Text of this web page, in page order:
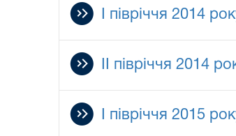
І півріччя 2014
ІІ півріччя 2014
І півріччя 2015